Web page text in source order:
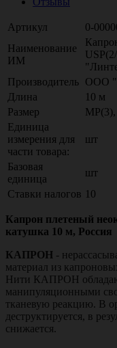
Артикул
0-
Наименование
ИМ
Производитель ООО
Длина
10 м
Размер
МР(3),
Единица
измерения для
части товара:
шт
Базовая
единица
шт
Ставки налогов 10
Капрон плетеный
катушка 10 м,
КАПРОН -
материал из
Нити КАПРОН
манипуляционными
тканевую реакцию. В
деструктируется, в
снижается.